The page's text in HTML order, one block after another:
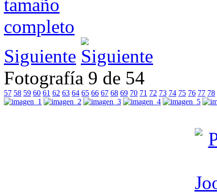
Siguiente
Fotografía 9 de 54
57 58 59 60 61 62 63 64 65 66 67 68 69 70 71 72 73 74 75 76 77 78